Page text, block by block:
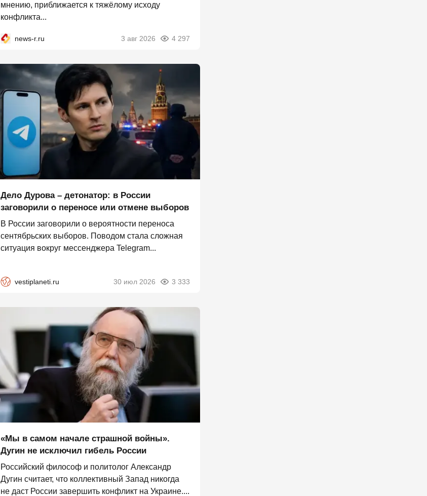
мнению, приближается к тяжёлому исходу
конфликта...
news-r.ru 3 авг 2026 4 297
Дело Дурова – детонатор: в России
заговорили о переносе или отмене выборов
В России заговорили о вероятности переноса
сентябрьских выборов. Поводом стала сложная
ситуация вокруг мессенджера Telegram...
vestiplaneti.ru 30 июл 2026 3 333
«Мы в самом начале страшной войны».
Дугин не исключил гибель России
Российский философ и политолог Александр
Дугин считает, что коллективный Запад никогда
не даст России завершить конфликт на Украине....